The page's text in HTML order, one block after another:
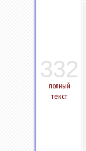
332
полный
текст